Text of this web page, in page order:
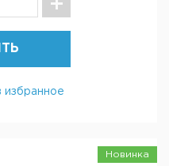
избранное
Новинка